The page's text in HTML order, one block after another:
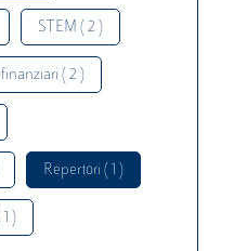
STEM ( 2 )
( 2 )
Repertori ( 1 )
)